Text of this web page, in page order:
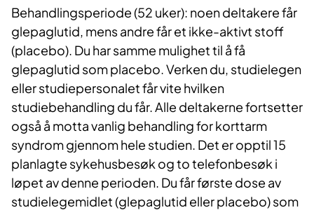
Behandlingsperiode (52 uker): noen deltakere får
glepaglutid, mens andre får et ikke-aktivt stoff
(placebo). Du har samme mulighet til å få
glepaglutid som placebo. Verken du, studielegen
eller studiepersonalet får vite hvilken
studiebehandling du får. Alle deltakerne fortsetter
også å motta vanlig behandling for korttarm
syndrom gjennom hele studien. Det er opptil 15
planlagte sykehusbesøk og to telefonbesøk i
løpet av denne perioden. Du får første dose av
studielegemidlet (glepaglutid eller placebo) som